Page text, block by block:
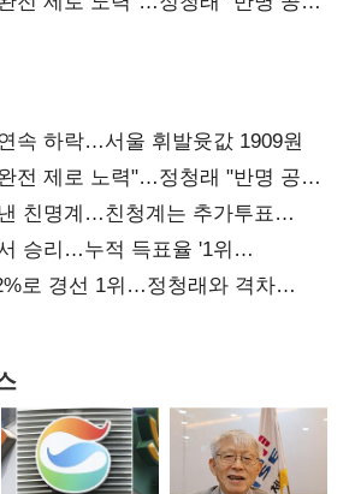
속 하락…서울 휘발윳값 1909원
전 제로 노력"…정청래 "반명 공세
친명계…친청계는 추가투표
승리…누적 득표율 '1위
로 경선 1위…정청래와 격차